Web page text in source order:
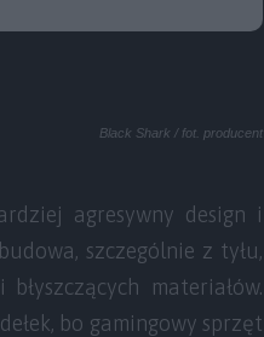
Black Shark / fot. producent
agresywny design i
szczególnie z tyłu,
materiałów.
bo gamingowy sprzęt